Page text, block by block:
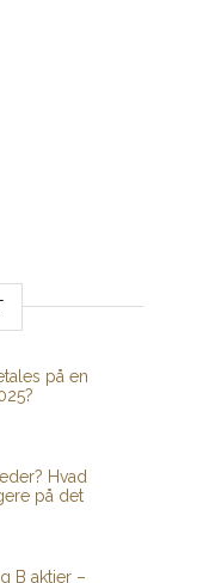
på en
Hvad
på det
B aktier –